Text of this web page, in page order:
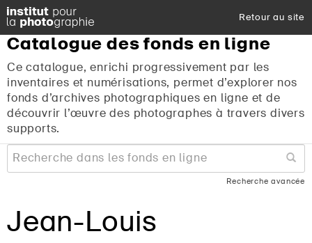
Retour au site
Catalogue des fonds en ligne
Ce catalogue, enrichi progressivement par les
inventaires et numérisations, permet d’explorer nos
fonds d’archives photographiques en ligne et de
découvrir l’œuvre des photographes à travers divers
supports.
Recherche avancée
Jean-Louis